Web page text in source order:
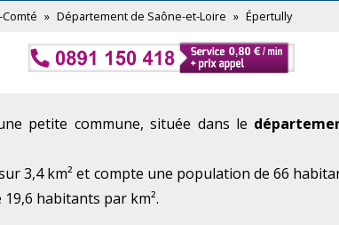
» Département de Saône-et-Loire » Épertully
petite commune, située dans le
3,4 km² et compte une population de 66
habitants par km².